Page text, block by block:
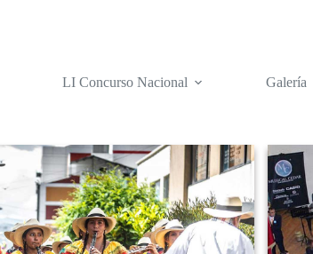
LI Concurso Nacional Galería